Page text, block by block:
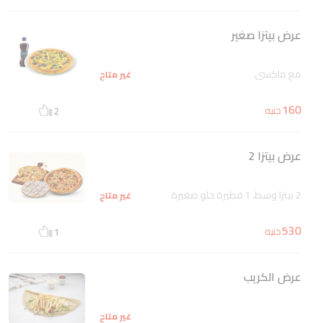
عرض بيتزا صغير
مع ماكسى غير متاح
160جنيه 2
عرض بيتزا 2
2 بيتزا وسط، 1 فطيرة حلو صغيرة غير متاح
530جنيه 1
عرض الكريب
غير متاح